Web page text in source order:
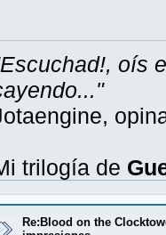
oís
trilogía de
Re:Blood on the